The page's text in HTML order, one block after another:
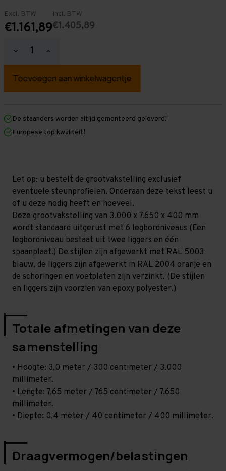
Excl. BTW
€1.161,89
Incl. BTW
€1.405,89
Hoeveelheid
verlagen
Grootvakstelling
mm
mm
x
400
niveaus
Hoeveelheid
verhogen
Grootvakstelling
mm
mm
400
niveaus
De staanders worden altijd gemonteerd geleverd!
Europese top kwaliteit!
Let op: u bestelt de grootvakstelling exclusief
eventuele steunprofielen. Onderaan deze tekst leest u
of u deze nodig heeft en hoeveel.
Deze grootvakstelling van 3.000 x 7.650 x 400 mm
wordt standaard uitgerust met 6 legbordniveaus (Een
legbordniveau bestaat uit twee liggers en één
spaanplaat.) De stijlen zijn afgewerkt met RAL 5003
blauw, de liggers zijn afgewerkt in RAL 2004 oranje en
de schoringen en voetplaten zijn verzinkt. (De stijlen
en liggers zijn voorzien van epoxy polyester.)
Totale afmetingen van deze
samenstelling
• Hoogte: 3,0 meter / 300 centimeter / 3.000
millimeter.
• Lengte: 7,65 meter / 765 centimeter / 7.650
millimeter.
• Diepte: 0,4 meter / 40 centimeter / 400 millimeter.
Draagvermogen/belastingen